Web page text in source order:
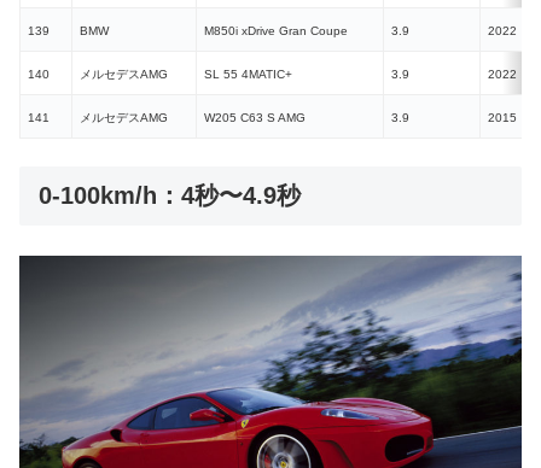
139 BMW M850i xDrive Gran Coupe 3.9 2022
140 メルセデスAMG SL 55 4MATIC+ 3.9 2022
141 メルセデスAMG W205 C63 S AMG 3.9 2015
0-100km/h：4秒〜4.9秒